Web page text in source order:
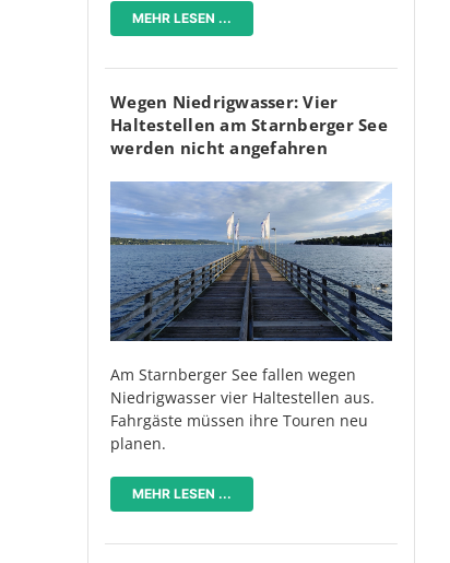
MEHR LESEN ...
Wegen Niedrigwasser: Vier
Haltestellen am Starnberger See
werden nicht angefahren
Am Starnberger See fallen wegen
Niedrigwasser vier Haltestellen aus.
Fahrgäste müssen ihre Touren neu
planen.
MEHR LESEN ...